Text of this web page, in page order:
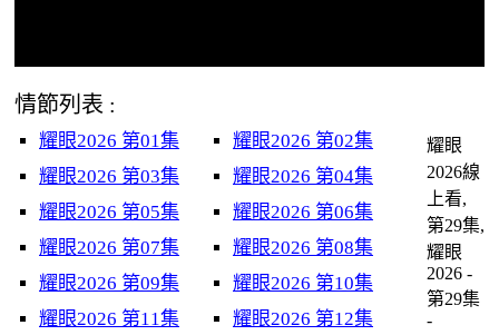
情節列表 :
耀眼2026 第01集
耀眼2026 第02集
耀眼2026 第03集
耀眼2026 第04集
耀眼2026 第05集
耀眼2026 第06集
耀眼2026 第07集
耀眼2026 第08集
耀眼2026 第09集
耀眼2026 第10集
耀眼2026 第11集
耀眼2026 第12集
耀眼
2026線
上看,
第29集,
耀眼
2026 -
第29集
-